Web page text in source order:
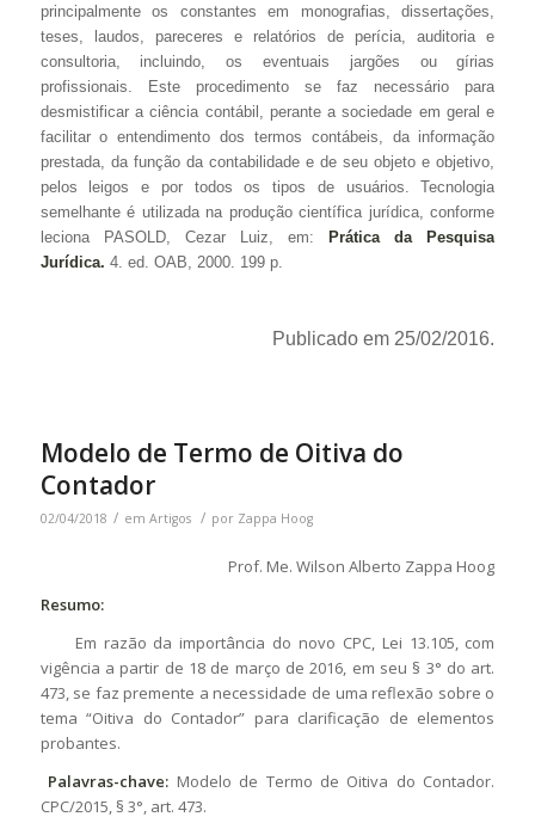
principalmente os constantes em monografias, dissertações,
teses, laudos, pareceres e relatórios de perícia, auditoria e
consultoria, incluindo, os eventuais jargões ou gírias
profissionais. Este procedimento se faz necessário para
desmistificar a ciência contábil, perante a sociedade em geral e
facilitar o entendimento dos termos contábeis, da informação
prestada, da função da contabilidade e de seu objeto e objetivo,
pelos leigos e por todos os tipos de usuários. Tecnologia
semelhante é utilizada na produção científica jurídica, conforme
leciona PASOLD, Cezar Luiz, em:
Prática da Pesquisa
Jurídica. 4. ed. OAB, 2000. 199 p.
Publicado em 25/02/2016.
Modelo de Termo de Oitiva do
Contador
02/04/2018 / em Artigos / por Zappa Hoog
Prof. Me. Wilson Alberto Zappa Hoog
Resumo:
Em razão da importância do novo CPC, Lei 13.105, com
vigência a partir de 18 de março de 2016, em seu § 3° do art.
473, se faz premente a necessidade de uma reflexão sobre o
tema “Oitiva do Contador” para clarificação de elementos
probantes.
Palavras-chave: Modelo de Termo de Oitiva do Contador.
CPC/2015, § 3°, art. 473.